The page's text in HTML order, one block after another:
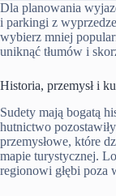
Dla planowania
i parkingi z
wybierz mniej
uniknąć tłumów i
Historia, przemysł i
Sudety mają bogatą
hutnictwo
przemysłowe, które
mapie turystycznej.
regionowi głębi poza